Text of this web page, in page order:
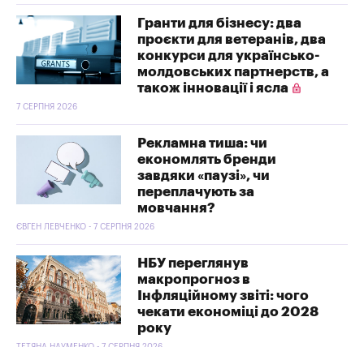
Гранти для бізнесу: два
проєкти для ветеранів, два
конкурси для українсько-
молдовських партнерств, а
також інновації і ясла
7 СЕРПНЯ 2026
Рекламна тиша: чи
економлять бренди
завдяки «паузі», чи
переплачують за
мовчання?
ЄВГЕН ЛЕВЧЕНКО - 7 СЕРПНЯ 2026
НБУ переглянув
макропрогноз в
Інфляційному звіті: чого
чекати економіці до 2028
року